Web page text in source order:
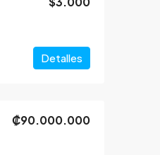
Detalles
₡90.000.000